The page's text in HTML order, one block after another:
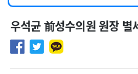
[이대목동병원] 하반기 전공의(레지던트1년
[서울아산병원] 2026년 하반기 인턴 모집
[영남대학교의료원] 마취통증의학과 임기제
우석균 前성수의원 원장 별